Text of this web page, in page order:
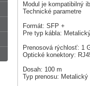
Modul je kompatibilný
Technické parametre
Formát: SFP +
Pre typ kábla:
Prenosová rýchlosť: 1
Optické konektory:
Dosah: 100 m
Typ prenosu: Metalický